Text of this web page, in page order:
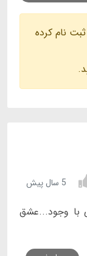
نام کرده
5 سال پیش
با وجود...عشق